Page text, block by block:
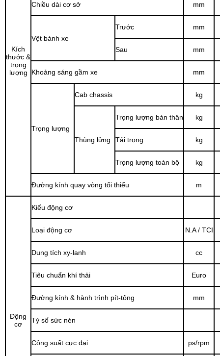
Kích
thước &
trọng
lượng
Chiều dài cơ sở mm
Vệt bánh xe
Trước mm
Sau mm
Khoảng sáng gầm xe mm
Trọng lượng
Cab chassis kg
Thùng lửng
Trọng lượng bản thân kg
Tải trọng kg
Trọng lượng toàn bộ kg
Đường kính quay vòng tối thiểu m
Động
cơ
Kiểu động cơ
Loại động cơ N.A / TCI
Dung tích xy-lanh cc
Tiêu chuẩn khí thải Euro
Đường kính & hành trình pít-tông mm
Tỷ số sức nén
Công suất cực đại ps/rpm